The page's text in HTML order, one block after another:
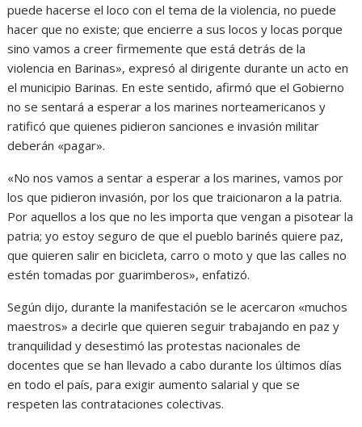
puede hacerse el loco con el tema de la violencia, no puede
hacer que no existe; que encierre a sus locos y locas porque
sino vamos a creer firmemente que está detrás de la
violencia en Barinas», expresó al dirigente durante un acto en
el municipio Barinas. En este sentido, afirmó que el Gobierno
no se sentará a esperar a los marines norteamericanos y
ratificó que quienes pidieron sanciones e invasión militar
deberán «pagar».
«No nos vamos a sentar a esperar a los marines, vamos por
los que pidieron invasión, por los que traicionaron a la patria.
Por aquellos a los que no les importa que vengan a pisotear la
patria; yo estoy seguro de que el pueblo barinés quiere paz,
que quieren salir en bicicleta, carro o moto y que las calles no
estén tomadas por guarimberos», enfatizó.
Según dijo, durante la manifestación se le acercaron «muchos
maestros» a decirle que quieren seguir trabajando en paz y
tranquilidad y desestimó las protestas nacionales de
docentes que se han llevado a cabo durante los últimos días
en todo el país, para exigir aumento salarial y que se
respeten las contrataciones colectivas.